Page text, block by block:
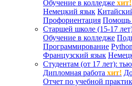
Обучение в колледже хит!
Немецкий язык
Профориентация Помощь
Старшей школе (15-17
Обучение в колледже
Программирование Python
Французский язык
Студентам (от 17 лет):
Дипломная работа хит!
Отчет по учебной